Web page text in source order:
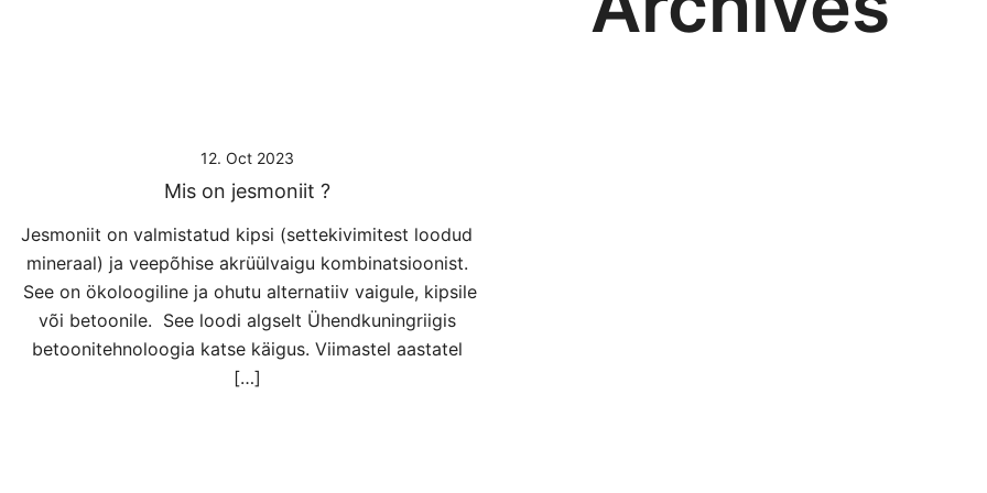
12. Oct 2023
Mis on jesmoniit ?
Jesmoniit on valmistatud kipsi (settekivimitest loodud
mineraal) ja veepõhise akrüülvaigu kombinatsioonist.
See on ökoloogiline ja ohutu alternatiiv vaigule, kipsile
või betoonile. See loodi algselt Ühendkuningriigis
betoonitehnoloogia katse käigus. Viimastel aastatel
[…]